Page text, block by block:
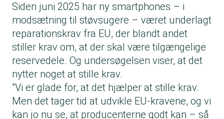
Siden juni 2025 har ny smartphones – i
modsætning til støvsugere – været underlagt
reparationskrav fra EU, der blandt andet
stiller krav om, at der skal være tilgængelige
reservedele. Og undersøgelsen viser, at det
nytter noget at stille krav.
”Vi er glade for, at det hjælper at stille krav.
Men det tager tid at udvikle EU-kravene, og vi
kan jo nu se, at producenterne godt kan – så